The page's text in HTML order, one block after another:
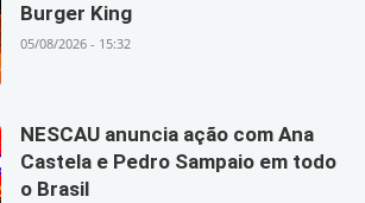
Burger King
05/08/2026 - 15:32
NESCAU anuncia ação com Ana
Castela e Pedro Sampaio em todo
o Brasil